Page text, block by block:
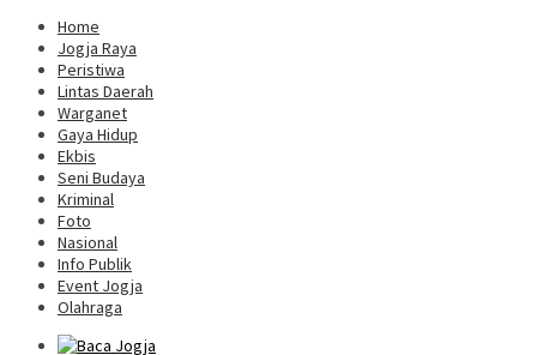
Home
Jogja Raya
Peristiwa
Lintas Daerah
Warganet
Gaya Hidup
Ekbis
Seni Budaya
Kriminal
Foto
Nasional
Info Publik
Event Jogja
Olahraga